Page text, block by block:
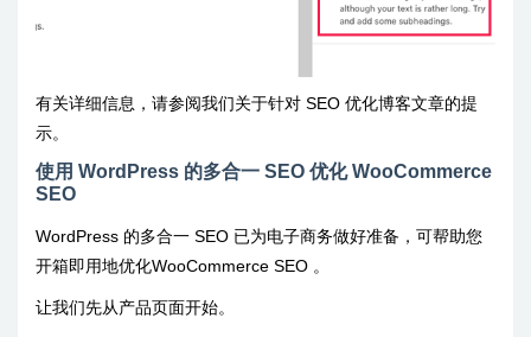
有关详细信息，请参阅我们关于针对 SEO 优化博客文章的提
示。
使用 WordPress 的多合一 SEO 优化 WooCommerce
SEO
WordPress 的多合一 SEO 已为电子商务做好准备，可帮助您
开箱即用地优化WooCommerce SEO 。
让我们先从产品页面开始。